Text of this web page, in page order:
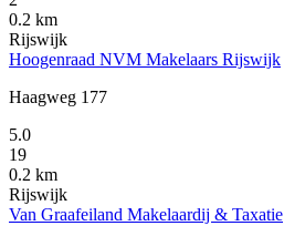
0.2 km
Rijswijk
Hoogenraad NVM Makelaars Rijswijk
Haagweg 177
5.0
19
0.2 km
Rijswijk
Van Graafeiland Makelaardij & Taxatie